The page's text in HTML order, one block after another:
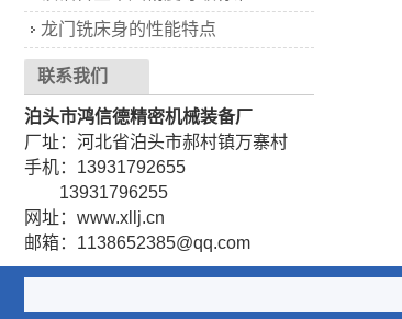
龙门铣床身的性能特点
联系我们
泊头市鸿信德精密机械装备厂
厂址：河北省泊头市郝村镇万寨村
手机：13931792655
13931796255
网址：www.xllj.cn
邮箱：1138652385@qq.com